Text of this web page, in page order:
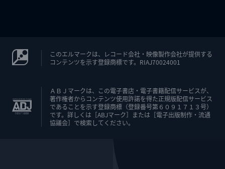
このエルマークは、レコード会社・映像製作会社が提供する
コンテンツを示す登録商標です。RIAJ70024001
ＡＢＪマークは、この電子書店・電子書籍配信サービスが、
著作権者からコンテンツ使用許諾を得た正規版配信サービス
であることを示す登録商標（登録番号第６０９１７１３号）
です。詳しくは［ABJマーク］または［電子出版制作・流通
協議会］で検索してください。